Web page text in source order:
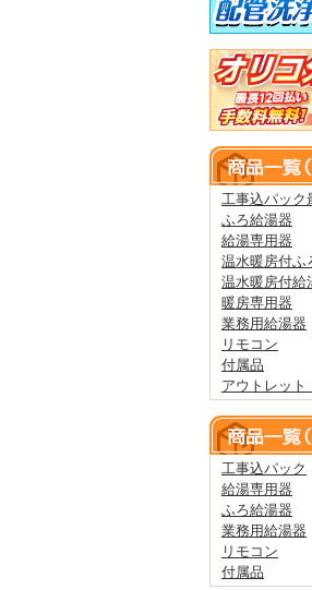
工事込パック
ふろ給湯器
給湯専用器
温水暖房付ふ
温水暖房付給
暖房専用器
業務用給湯器
リモコン
付属品
アウトレット
工事込パック
給湯専用器
ふろ給湯器
業務用給湯器
リモコン
付属品